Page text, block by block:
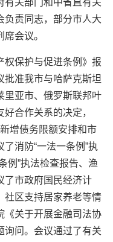
有关部门和中省直有关
负责同志，部分市人大
会议。
权保护与促进条例》报
批准我市与哈萨克斯坦
里亚市、俄罗斯联邦叶
合作关系的决定，
增债务限额安排和市
消防“一法一条例”执
例”执法检查报告、渔
了市政府国民经济计
社区支持居家养老等情
《关于开展金融司法协
询问。会议通过了有关